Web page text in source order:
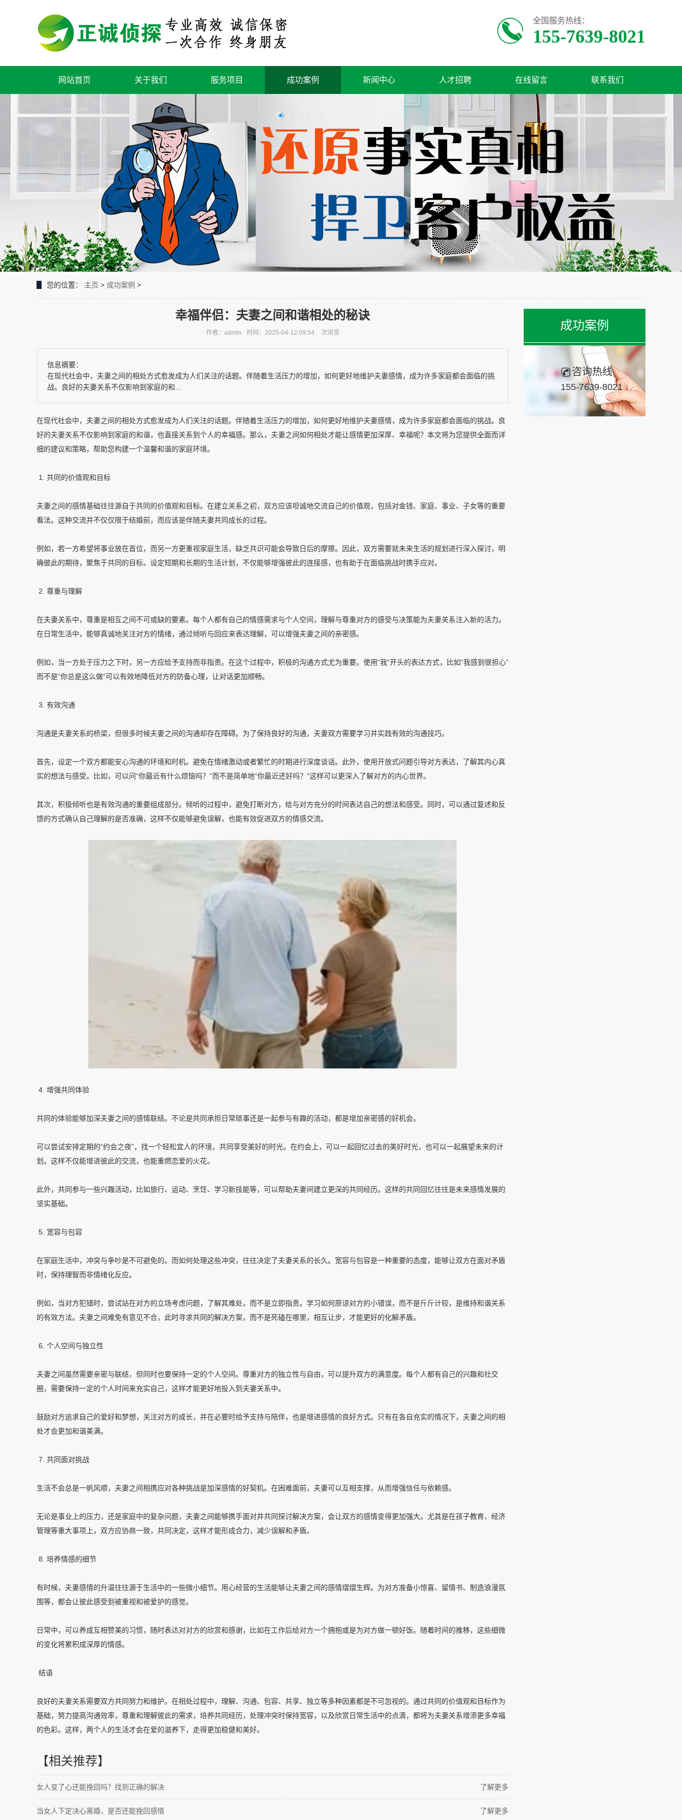
全国服务热线：
155-7639-8021
网站首页 关于我们 服务项目 成功案例 新闻中心 人才招聘 在线留言 联系我们
您的位置： 主页 > 成功案例 >
成功案例
咨询热线
155-7639-8021
幸福伴侣：夫妻之间和谐相处的秘诀
作者：admin 时间：2025-04-12 09:54 次浏览
信息摘要：
在现代社会中，夫妻之间的相处方式愈发成为人们关注的话题。伴随着生活压力的增加，如何更好地维护夫妻感情，成为许多家庭都会面临的挑
战。良好的夫妻关系不仅影响到家庭的和...
在现代社会中，夫妻之间的相处方式愈发成为人们关注的话题。伴随着生活压力的增加，如何更好地维护夫妻感情，成为许多家庭都会面临的挑战。良
好的夫妻关系不仅影响到家庭的和谐，也直接关系到个人的幸福感。那么，夫妻之间如何相处才能让感情更加深厚、幸福呢？本文将为您提供全面而详
细的建议和策略，帮助您构建一个温馨和谐的家庭环境。
1. 共同的价值观和目标
夫妻之间的感情基础往往源自于共同的价值观和目标。在建立关系之初，双方应该坦诚地交流自己的价值观，包括对金钱、家庭、事业、子女等的重要
看法。这种交流并不仅仅限于结婚前，而应该是伴随夫妻共同成长的过程。
例如，若一方希望将事业放在首位，而另一方更重视家庭生活，缺乏共识可能会导致日后的摩擦。因此，双方需要就未来生活的规划进行深入探讨，明
确彼此的期待，聚焦于共同的目标。设定短期和长期的生活计划，不仅能够增强彼此的连接感，也有助于在面临挑战时携手应对。
2. 尊重与理解
在夫妻关系中，尊重是相互之间不可或缺的要素。每个人都有自己的情感需求与个人空间，理解与尊重对方的感受与决策能为夫妻关系注入新的活力。
在日常生活中，能够真诚地关注对方的情绪，通过倾听与回应来表达理解，可以增强夫妻之间的亲密感。
例如，当一方处于压力之下时，另一方应给予支持而非指责。在这个过程中，积极的沟通方式尤为重要。使用“我”开头的表达方式，比如“我感到很担心”
而不是“你总是这么做”可以有效地降低对方的防备心理，让对话更加顺畅。
3. 有效沟通
沟通是夫妻关系的桥梁，但很多时候夫妻之间的沟通却存在障碍。为了保持良好的沟通，夫妻双方需要学习并实践有效的沟通技巧。
首先，设定一个双方都能安心沟通的环境和时机。避免在情绪激动或者繁忙的时期进行深度谈话。此外，使用开放式问题引导对方表达，了解其内心真
实的想法与感受。比如，可以问“你最近有什么烦恼吗？”而不是简单地“你最近还好吗？”这样可以更深入了解对方的内心世界。
其次，积极倾听也是有效沟通的重要组成部分。倾听的过程中，避免打断对方，给与对方充分的时间表达自己的想法和感受。同时，可以通过复述和反
馈的方式确认自己理解的是否准确，这样不仅能够避免误解，也能有效促进双方的情感交流。
4. 增强共同体验
共同的体验能够加深夫妻之间的感情联结。不论是共同承担日常琐事还是一起参与有趣的活动，都是增加亲密感的好机会。
可以尝试安排定期的“约会之夜”，找一个轻松宜人的环境，共同享受美好的时光。在约会上，可以一起回忆过去的美好时光，也可以一起展望未来的计
划。这样不仅能增进彼此的交流，也能重燃恋爱的火花。
此外，共同参与一些兴趣活动，比如旅行、运动、烹饪、学习新技能等，可以帮助夫妻间建立更深的共同经历。这样的共同回忆往往是未来感情发展的
坚实基础。
5. 宽容与包容
在家庭生活中，冲突与争吵是不可避免的。而如何处理这些冲突，往往决定了夫妻关系的长久。宽容与包容是一种重要的态度，能够让双方在面对矛盾
时，保持理智而非情绪化反应。
例如，当对方犯错时，尝试站在对方的立场考虑问题，了解其难处，而不是立即指责。学习如何原谅对方的小错误，而不是斤斤计较，是维持和谐关系
的有效方法。夫妻之间难免有意见不合，此时寻求共同的解决方案，而不是死磕在哪里，相互让步，才能更好的化解矛盾。
6. 个人空间与独立性
夫妻之间虽然需要亲密与联结，但同时也要保持一定的个人空间。尊重对方的独立性与自由，可以提升双方的满意度。每个人都有自己的兴趣和社交
圈，需要保持一定的个人时间来充实自己，这样才能更好地投入到夫妻关系中。
鼓励对方追求自己的爱好和梦想，关注对方的成长，并在必要时给予支持与陪伴，也是增进感情的良好方式。只有在各自充实的情况下，夫妻之间的相
处才会更加和谐美满。
7. 共同面对挑战
生活不会总是一帆风顺，夫妻之间相携应对各种挑战是加深感情的好契机。在困难面前，夫妻可以互相支撑，从而增强信任与依赖感。
无论是事业上的压力，还是家庭中的复杂问题，夫妻之间能够携手面对并共同探讨解决方案，会让双方的感情变得更加强大。尤其是在孩子教育、经济
管理等重大事项上，双方应协商一致，共同决定，这样才能形成合力，减少误解和矛盾。
8. 培养情感的细节
有时候，夫妻感情的升温往往源于生活中的一些微小细节。用心经营的生活能够让夫妻之间的感情熠熠生辉。为对方准备小惊喜、留情书、制造浪漫氛
围等，都会让彼此感受到被重视和被爱护的感觉。
日常中，可以养成互相赞美的习惯，随时表达对对方的欣赏和感谢，比如在工作后给对方一个拥抱或是为对方做一顿好饭。随着时间的推移，这些细微
的变化将累积成深厚的情感。
结语
良好的夫妻关系需要双方共同努力和维护。在相处过程中，理解、沟通、包容、共享、独立等多种因素都是不可忽视的。通过共同的价值观和目标作为
基础，努力提高沟通效率，尊重和理解彼此的需求，培养共同经历，处理冲突时保持宽容，以及欣赏日常生活中的点滴，都将为夫妻关系增添更多幸福
的色彩。这样，两个人的生活才会在爱的滋养下，走得更加稳健和美好。
【相关推荐】
了解更多
女人变了心还能挽回吗？找到正确的解决
了解更多
当女人下定决心离婚，是否还能挽回感情